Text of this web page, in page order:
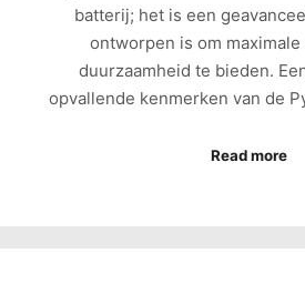
batterij; het is een
ontworpen is om
duurzaamheid te bieden.
opvallende kenmerken van de
Read more